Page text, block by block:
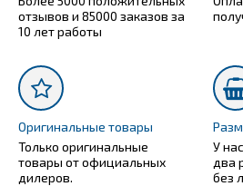
отзывов и 85000 заказов за
10 лет работы
Оригинальные товары
Только оригинальные
товары от официальных
дилеров.
У
два
без